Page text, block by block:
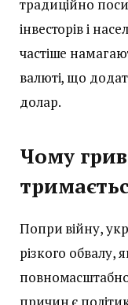
традиційно
інвесторів і
частіше
валюті, що
долар.
Чому
Попри війну,
різкого обвалу,
причин є